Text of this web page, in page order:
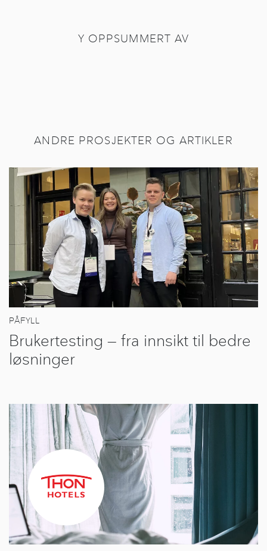
Y OPPSUMMERT AV
ANDRE PROSJEKTER OG ARTIKLER
PÅFYLL
Brukertesting — fra innsikt til bedre
løsninger